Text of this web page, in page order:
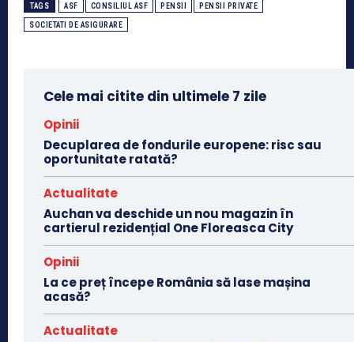
TAGS ASF CONSILIUL ASF PENSII PENSII PRIVATE
SOCIETATI DE ASIGURARE
Cele mai citite din ultimele 7 zile
Opinii
Decuplarea de fondurile europene: risc sau
oportunitate ratată?
Actualitate
Auchan va deschide un nou magazin în
cartierul rezidențial One Floreasca City
Opinii
La ce preț începe România să lase mașina
acasă?
Actualitate